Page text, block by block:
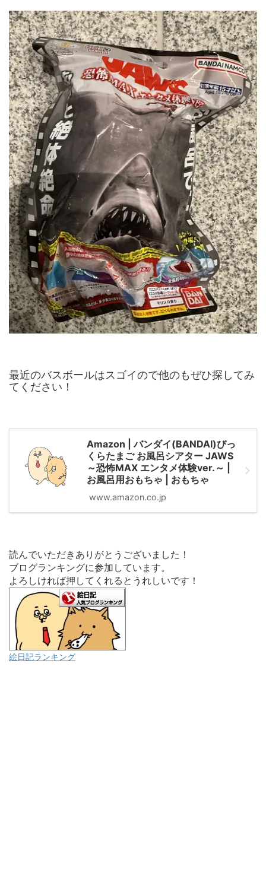
最近のバスボールはスゴイので他のもぜひ探してみ
てください！
Amazon | バンダイ(BANDAI)びっ
くらたまご お風呂シアター JAWS
～恐怖MAX エンタメ体験ver.～ |
お風呂用おもちゃ | おもちゃ
www.amazon.co.jp
読んでいただきありがとうございました！
ブログランキングに参加しています。
よろしければ押してくれるとうれしいです！
絵日記ランキング